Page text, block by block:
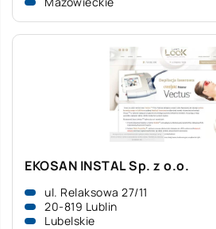
EKOSAN INSTAL Sp. z o.o.
ul. Relaksowa 27/11
20-819 Lublin
Lubelskie